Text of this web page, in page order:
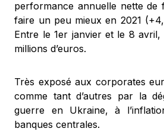
performance annuelle nette de
faire un peu mieux en 2021
Entre le 1er janvier et le 8
millions d’euros.
Très exposé aux corporates
comme tant d’autres par la
guerre en Ukraine, à
banques centrales.